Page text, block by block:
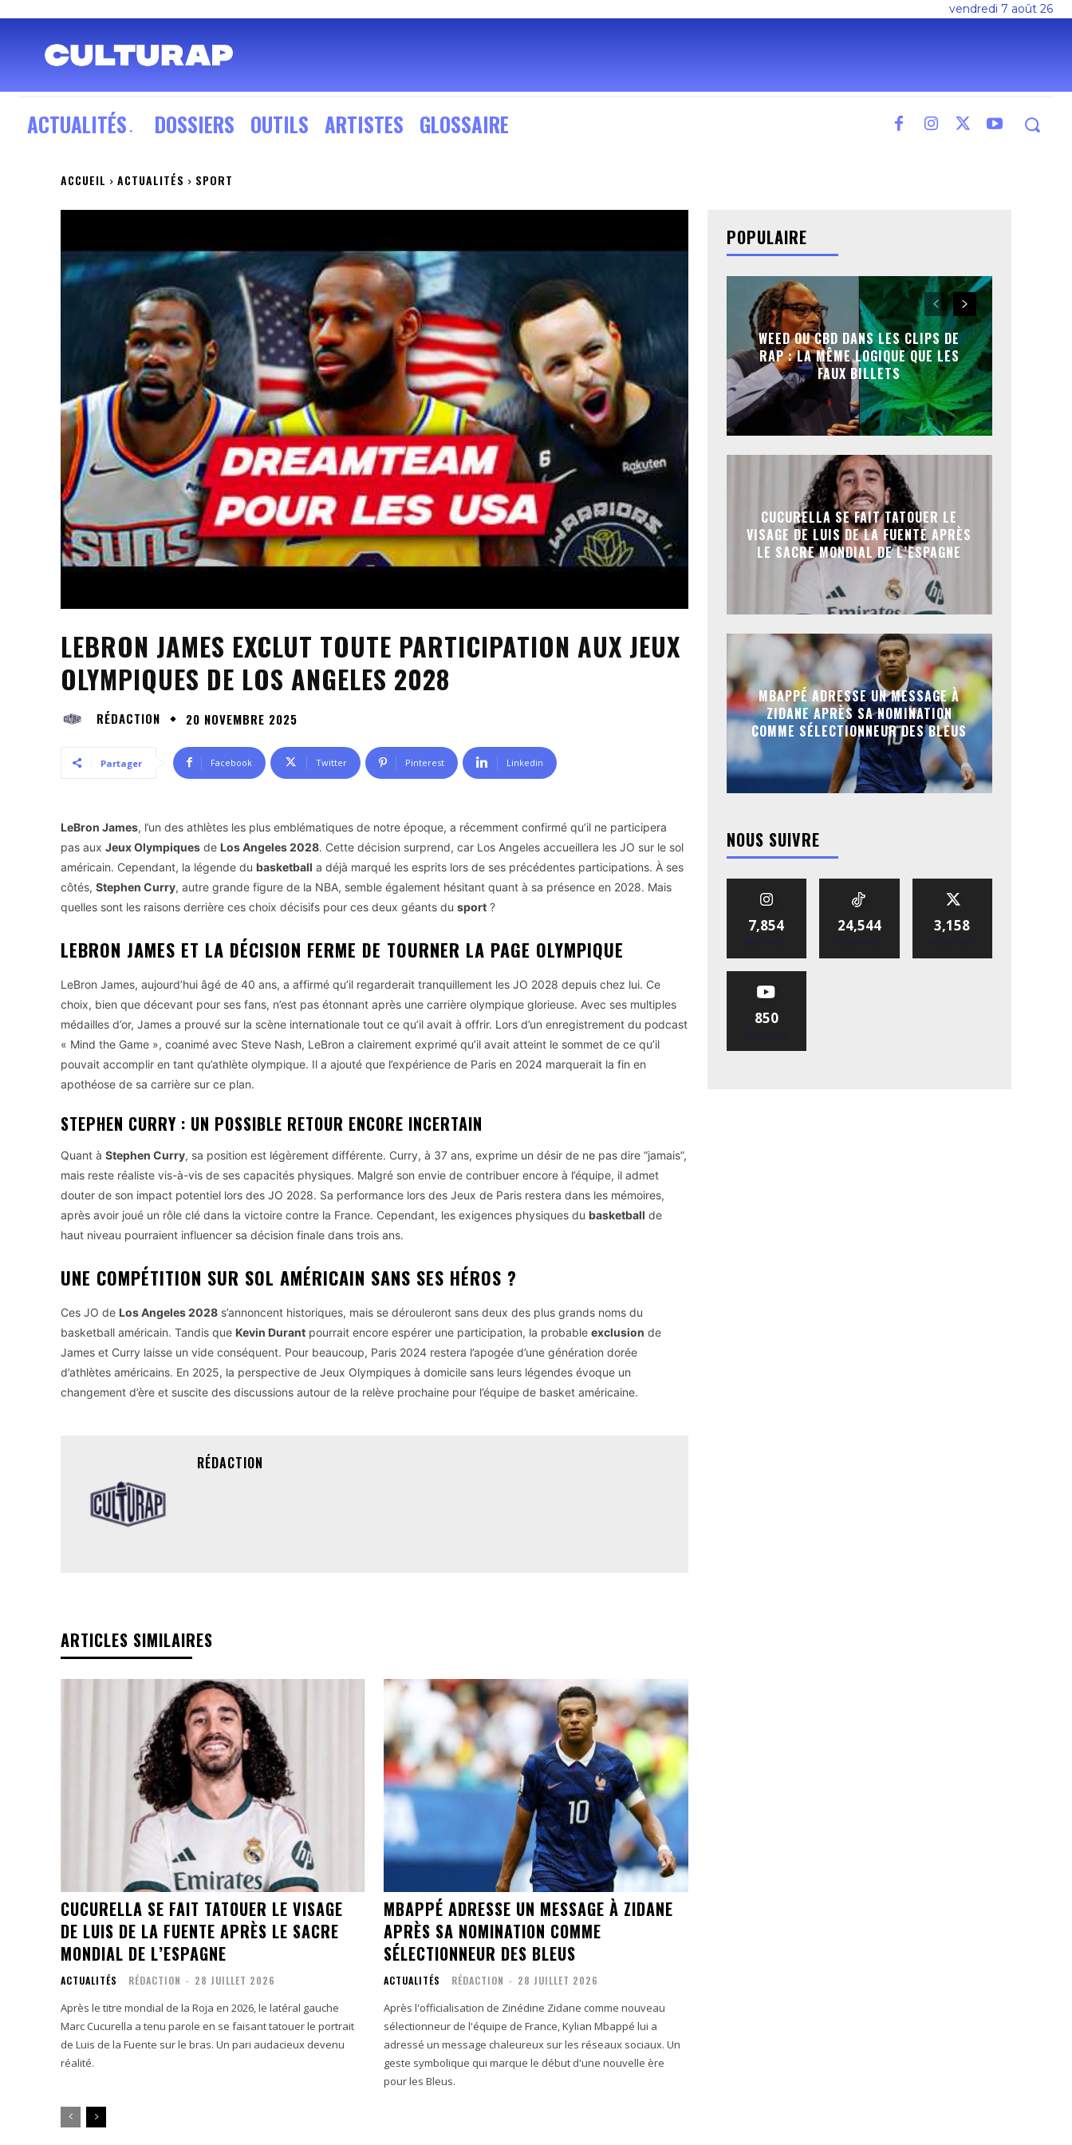
vendredi 7 août 26
ACTUALITÉS DOSSIERS OUTILS ARTISTES GLOSSAIRE
ACCUEIL ACTUALITÉS SPORT
LEBRON JAMES EXCLUT TOUTE PARTICIPATION AUX JEUX
OLYMPIQUES DE LOS ANGELES 2028
RÉDACTION 20 NOVEMBRE 2025
Partager Facebook Twitter Pinterest Linkedin
LeBron James, l’un des athlètes les plus emblématiques de notre époque, a récemment confirmé qu’il ne participera
pas aux Jeux Olympiques de Los Angeles 2028. Cette décision surprend, car Los Angeles accueillera les JO sur le sol
américain. Cependant, la légende du basketball a déjà marqué les esprits lors de ses précédentes participations. À ses
côtés, Stephen Curry, autre grande figure de la NBA, semble également hésitant quant à sa présence en 2028. Mais
quelles sont les raisons derrière ces choix décisifs pour ces deux géants du sport ?
LEBRON JAMES ET LA DÉCISION FERME DE TOURNER LA PAGE OLYMPIQUE
LeBron James, aujourd’hui âgé de 40 ans, a affirmé qu’il regarderait tranquillement les JO 2028 depuis chez lui. Ce
choix, bien que décevant pour ses fans, n’est pas étonnant après une carrière olympique glorieuse. Avec ses multiples
médailles d’or, James a prouvé sur la scène internationale tout ce qu’il avait à offrir. Lors d’un enregistrement du podcast
« Mind the Game », coanimé avec Steve Nash, LeBron a clairement exprimé qu’il avait atteint le sommet de ce qu’il
pouvait accomplir en tant qu’athlète olympique. Il a ajouté que l’expérience de Paris en 2024 marquerait la fin en
apothéose de sa carrière sur ce plan.
STEPHEN CURRY : UN POSSIBLE RETOUR ENCORE INCERTAIN
Quant à Stephen Curry, sa position est légèrement différente. Curry, à 37 ans, exprime un désir de ne pas dire “jamais”,
mais reste réaliste vis-à-vis de ses capacités physiques. Malgré son envie de contribuer encore à l’équipe, il admet
douter de son impact potentiel lors des JO 2028. Sa performance lors des Jeux de Paris restera dans les mémoires,
après avoir joué un rôle clé dans la victoire contre la France. Cependant, les exigences physiques du basketball de
haut niveau pourraient influencer sa décision finale dans trois ans.
UNE COMPÉTITION SUR SOL AMÉRICAIN SANS SES HÉROS ?
Ces JO de Los Angeles 2028 s’annoncent historiques, mais se dérouleront sans deux des plus grands noms du
basketball américain. Tandis que Kevin Durant pourrait encore espérer une participation, la probable exclusion de
James et Curry laisse un vide conséquent. Pour beaucoup, Paris 2024 restera l’apogée d’une génération dorée
d’athlètes américains. En 2025, la perspective de Jeux Olympiques à domicile sans leurs légendes évoque un
changement d’ère et suscite des discussions autour de la relève prochaine pour l’équipe de basket américaine.
RÉDACTION
ARTICLES SIMILAIRES
CUCURELLA SE FAIT TATOUER LE VISAGE
DE LUIS DE LA FUENTE APRÈS LE SACRE
MONDIAL DE L’ESPAGNE
ACTUALITÉS RÉDACTION - 28 JUILLET 2026
Après le titre mondial de la Roja en 2026, le latéral gauche
Marc Cucurella a tenu parole en se faisant tatouer le portrait
de Luis de la Fuente sur le bras. Un pari audacieux devenu
réalité.
MBAPPÉ ADRESSE UN MESSAGE À ZIDANE
APRÈS SA NOMINATION COMME
SÉLECTIONNEUR DES BLEUS
ACTUALITÉS RÉDACTION - 28 JUILLET 2026
Après l'officialisation de Zinédine Zidane comme nouveau
sélectionneur de l'équipe de France, Kylian Mbappé lui a
adressé un message chaleureux sur les réseaux sociaux. Un
geste symbolique qui marque le début d'une nouvelle ère
pour les Bleus.
POPULAIRE
WEED OU CBD DANS LES CLIPS DE
RAP : LA MÊME LOGIQUE QUE LES
FAUX BILLETS
CUCURELLA SE FAIT TATOUER LE
VISAGE DE LUIS DE LA FUENTE APRÈS
LE SACRE MONDIAL DE L’ESPAGNE
MBAPPÉ ADRESSE UN MESSAGE À
ZIDANE APRÈS SA NOMINATION
COMME SÉLECTIONNEUR DES BLEUS
NOUS SUIVRE
7,854
Abonnés
24,544
Abonnés
3,158
Abonnés
850
Abonnés